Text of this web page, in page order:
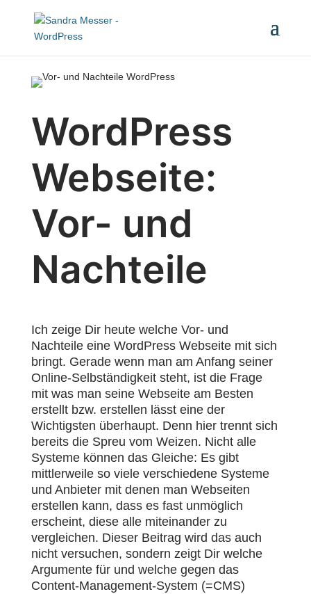
WordPress
Webseite:
Vor- und
Nachteile
Ich zeige Dir heute welche Vor- und
Nachteile eine WordPress Webseite mit sich
bringt. Gerade wenn man am Anfang seiner
Online-Selbständigkeit steht, ist die Frage
mit was man seine Webseite am Besten
erstellt bzw. erstellen lässt eine der
Wichtigsten überhaupt. Denn hier trennt sich
bereits die Spreu vom Weizen. Nicht alle
Systeme können das Gleiche: Es gibt
mittlerweile so viele verschiedene Systeme
und Anbieter mit denen man Webseiten
erstellen kann, dass es fast unmöglich
erscheint, diese alle miteinander zu
vergleichen. Dieser Beitrag wird das auch
nicht versuchen, sondern zeigt Dir welche
Argumente für und welche gegen das
Content-Management-System (=CMS)